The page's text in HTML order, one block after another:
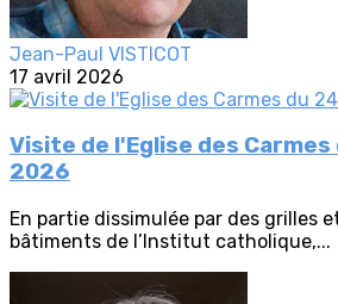
Jean-Paul VISTICOT
17 avril 2026
Visite de l'Eglise des Carmes
2026
En partie dissimulée par des grilles
bâtiments de l’Institut catholique,...